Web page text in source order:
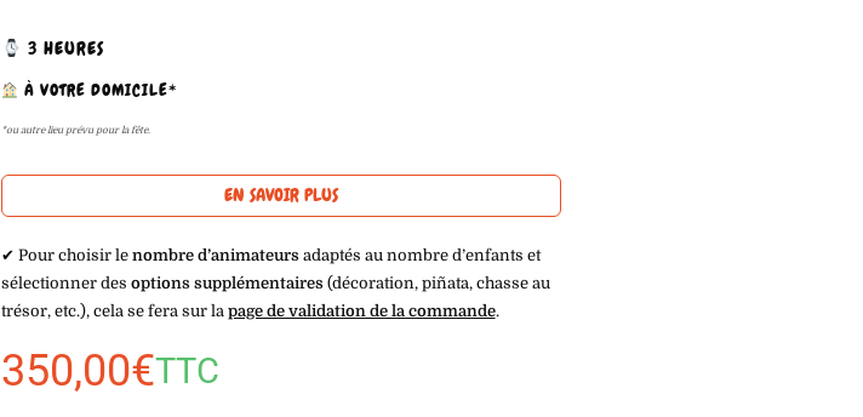
3 HEURES
À VOTRE DOMICILE*
*ou autre lieu prévu pour la fête.
EN SAVOIR PLUS
✔︎ Pour choisir le nombre d’animateurs adaptés au nombre d’enfants et
sélectionner des options supplémentaires (décoration, piñata, chasse au
trésor, etc.), cela se fera sur la page de validation de la commande.
350,00€TTC